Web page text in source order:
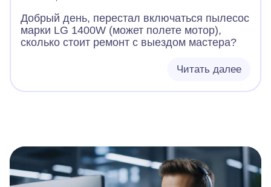
Добрый день, перестал включаться пылесос
марки LG 1400W (может полете мотор),
сколько стоит ремонт с выездом мастера?
Читать далее